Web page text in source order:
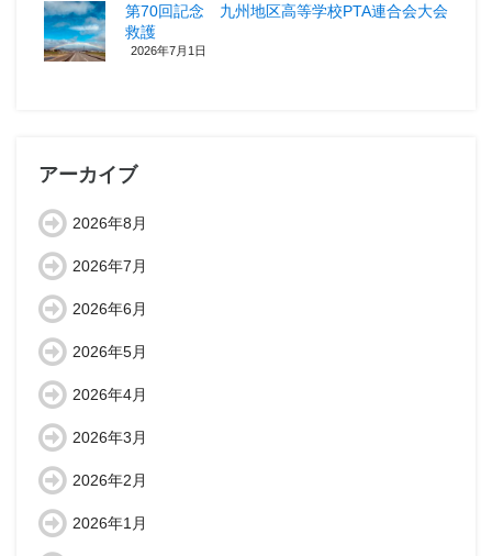
第70回記念 九州地区高等学校PTA連合会大会
救護
2026年7月1日
アーカイブ
2026年8月
2026年7月
2026年6月
2026年5月
2026年4月
2026年3月
2026年2月
2026年1月